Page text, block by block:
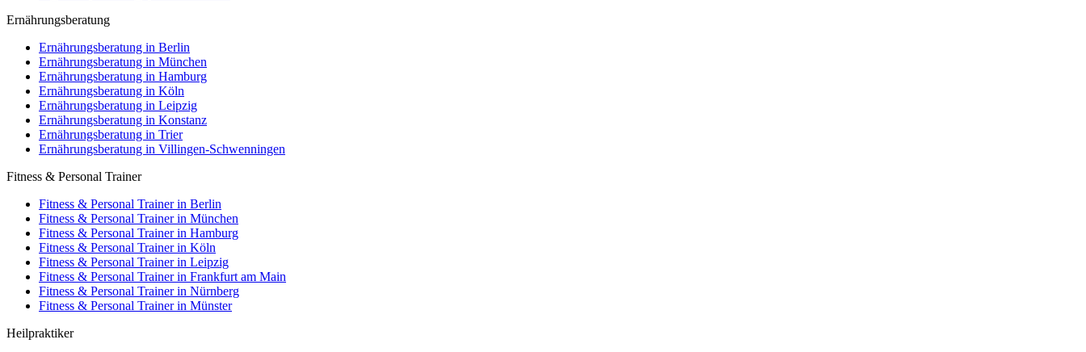
Ernährungsberatung
Ernährungsberatung in Berlin
Ernährungsberatung in München
Ernährungsberatung in Hamburg
Ernährungsberatung in Köln
Ernährungsberatung in Leipzig
Ernährungsberatung in Konstanz
Ernährungsberatung in Trier
Ernährungsberatung in Villingen-Schwenningen
Fitness & Personal Trainer
Fitness & Personal Trainer in Berlin
Fitness & Personal Trainer in München
Fitness & Personal Trainer in Hamburg
Fitness & Personal Trainer in Köln
Fitness & Personal Trainer in Leipzig
Fitness & Personal Trainer in Frankfurt am Main
Fitness & Personal Trainer in Nürnberg
Fitness & Personal Trainer in Münster
Heilpraktiker